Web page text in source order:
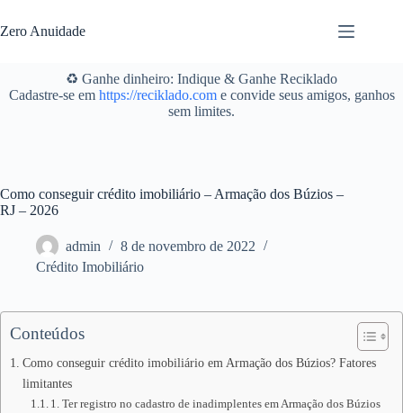
para
o
Zero Anuidade
♻️ Ganhe dinheiro: Indique & Ganhe Reciklado
Cadastre-se em https://reciklado.come convide seus amigos, ganhos
sem limites.
Como conseguir crédito imobiliário – Armação dos Búzios –
RJ – 2026
admin
8 de novembro de 2022
Crédito Imobiliário
Conteúdos
Como conseguir crédito imobiliário em Armação dos Búzios? Fatores
limitantes
1. Ter registro no cadastro de inadimplentes em Armação dos Búzios